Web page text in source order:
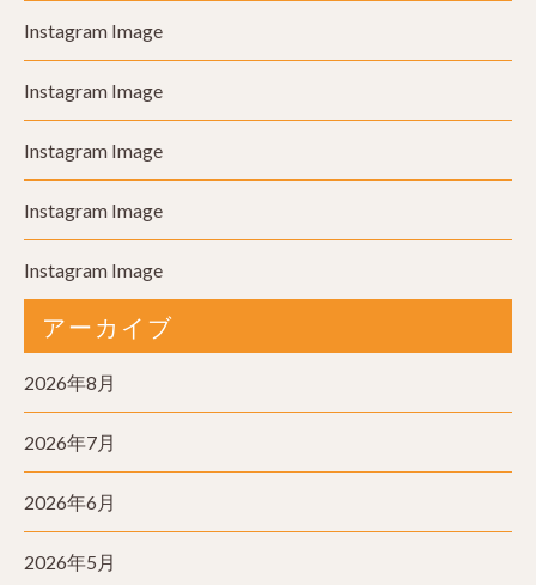
Instagram Image
Instagram Image
Instagram Image
Instagram Image
Instagram Image
アーカイブ
2026年8月
2026年7月
2026年6月
2026年5月